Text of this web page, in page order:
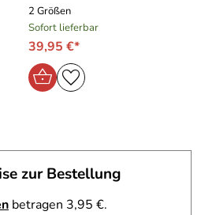
2 Größen
Sofort lieferbar
39,95 €*
zur Bestellung
betragen 3,95 €.